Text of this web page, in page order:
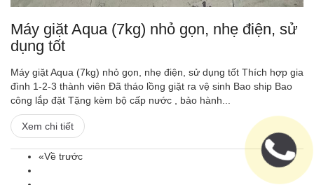
Máy giặt Aqua (7kg) nhỏ gọn, nhẹ điện, sử
dụng tốt
Máy giặt Aqua (7kg) nhỏ gọn, nhẹ điện, sử dụng tốt Thích hợp gia
đình 1-2-3 thành viên Đã tháo lồng giặt ra vệ sinh Bao ship Bao
công lắp đặt Tặng kèm bộ cấp nước , bảo hành...
Xem chi tiết
«Về trước